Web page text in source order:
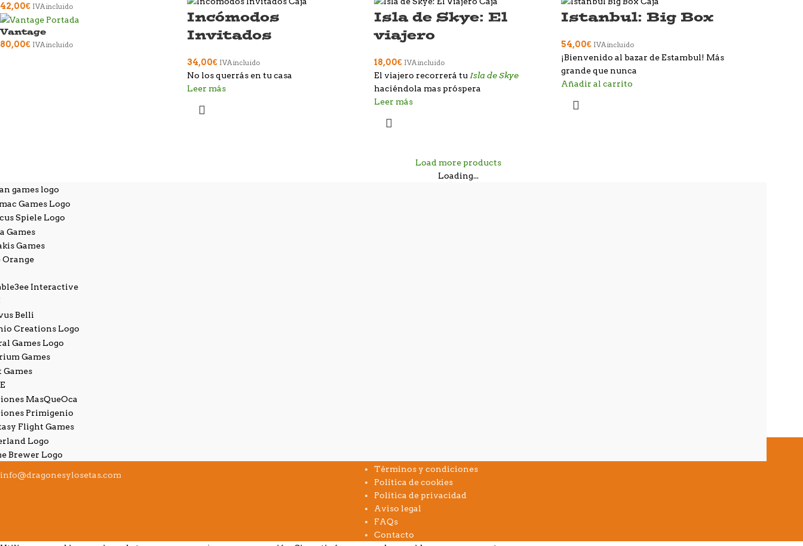
42,00€ IVA incluido
Vantage
80,00€ IVA incluido
Incómodos
Invitados
34,00€ IVA incluido
No los querrás en tu casa
Leer más
Isla de Skye: El
viajero
18,00€ IVA incluido
El viajero recorrerá tu Isla de Skye
haciéndola mas próspera
Leer más
Istanbul: Big Box
54,00€ IVA incluido
¡Bienvenido al bazar de Estambul! Más
grande que nunca
Añadir al carrito
Load more products
Loading...
info@dragonesylosetas.com
Términos y condiciones
Política de cookies
Política de privacidad
Aviso legal
FAQs
Contacto